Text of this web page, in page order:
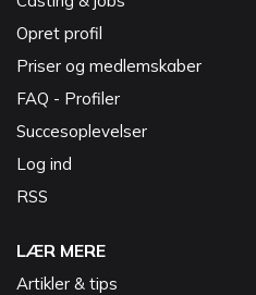
Opret profil
Priser og medlemskaber
FAQ - Profiler
Succesoplevelser
Log ind
RSS
LÆR MERE
Artikler & tips